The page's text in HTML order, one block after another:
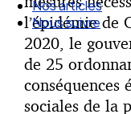
Nos articles
Nous suivre
l’épidémie de
2020, le
de 25
conséquences
sociales de la